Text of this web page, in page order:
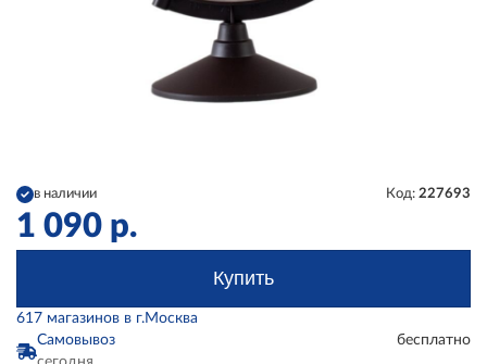
в наличии Код: 227693
1 090 р.
Купить
617 магазинов в г.Москва
Самовывоз
бесплатно